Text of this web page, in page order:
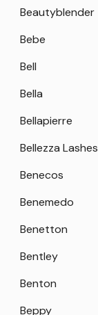
Beautyblender
Bebe
Bell
Bella
Bellapierre
Bellezza Lashes
Benecos
Benemedo
Benetton
Bentley
Benton
Beppy